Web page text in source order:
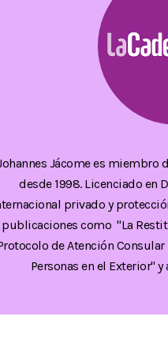
Jácome es miembro
desde 1998. Licenciado en
privado y
publicaciones como "La
de Atención
Personas en el Exterior"